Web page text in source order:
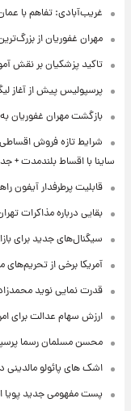
غریب‌آبادی: تفاهم با
مهران غفوریان از
تاکید پزشکیان بر نقش
پرسپولیس پیش از آغاز
بازگشت مهران غفوریان
شرایط تازه فروش
ساینا با اقساط بلندمدت +
قابلیت پرطرفدار آیفون
بقایی درباره مذاکرات
سیگنال‌های جدید برای
آمریکا برخی از
قدرت نمایی نوید
ارزش سهام عدالت برای امروز
محسن مسلمان رسما
اشک های پائولو مالدینی
پست مفهومی جدید پویا